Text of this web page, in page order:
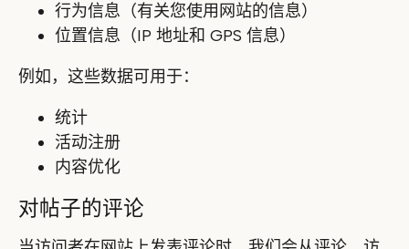
行为信息（有关您使用网站的信息）
位置信息（IP 地址和 GPS 信息）
例如，这些数据可用于：
统计
活动注册
内容优化
对帖子的评论